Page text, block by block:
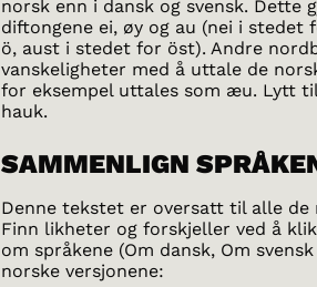
norsk enn i dansk og svensk. Dette
diftongene ei, øy og au (nei i stedet
ö, aust i stedet for öst). Andre
vanskeligheter med å uttale de
for eksempel uttales som æu. Lytt
hauk.
SAMMENLIGN
Denne tekstet er oversatt til alle de
Finn likheter og forskjeller ved å
om språkene (Om dansk, Om
norske versjonene: